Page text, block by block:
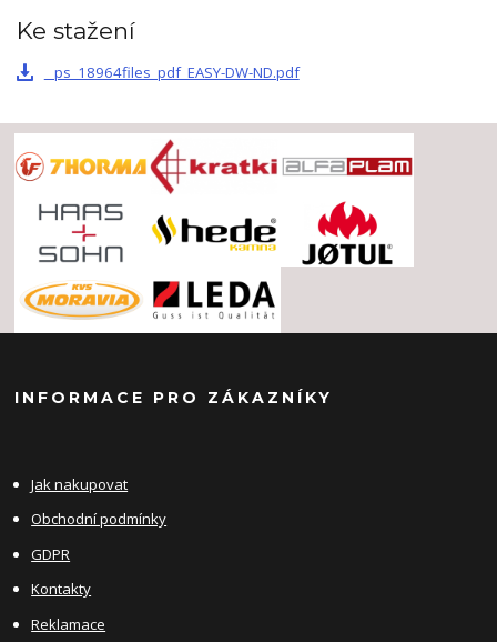
Ke stažení
_ps_18964files_pdf_EASY-DW-ND.pdf
INFORMACE PRO ZÁKAZNÍKY
Jak nakupovat
Obchodní podmínky
GDPR
Kontakty
Reklamace